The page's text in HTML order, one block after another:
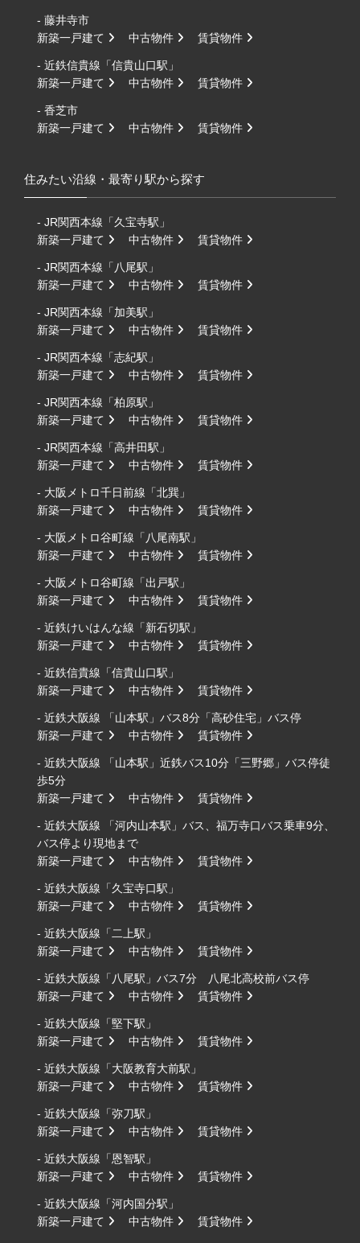
- 藤井寺市
新築一戸建て
中古物件 賃貸物件
- 近鉄信貴線「信貴山口駅」
新築一戸建て
中古物件 賃貸物件
- 香芝市
新築一戸建て
中古物件 賃貸物件
住みたい沿線・最寄り駅から探す
- JR関西本線「久宝寺駅」
新築一戸建て
中古物件 賃貸物件
- JR関西本線「八尾駅」
新築一戸建て
中古物件 賃貸物件
- JR関西本線「加美駅」
新築一戸建て
中古物件 賃貸物件
- JR関西本線「志紀駅」
新築一戸建て
中古物件 賃貸物件
- JR関西本線「柏原駅」
新築一戸建て
中古物件 賃貸物件
- JR関西本線「高井田駅」
新築一戸建て
中古物件 賃貸物件
- 大阪メトロ千日前線「北巽」
新築一戸建て
中古物件 賃貸物件
- 大阪メトロ谷町線「八尾南駅」
新築一戸建て
中古物件 賃貸物件
- 大阪メトロ谷町線「出戸駅」
新築一戸建て
中古物件 賃貸物件
- 近鉄けいはんな線「新石切駅」
新築一戸建て
中古物件 賃貸物件
- 近鉄信貴線「信貴山口駅」
新築一戸建て
中古物件 賃貸物件
- 近鉄大阪線 「山本駅」バス8分「高砂住宅」バス停
新築一戸建て
中古物件 賃貸物件
- 近鉄大阪線 「山本駅」近鉄バス10分「三野郷」バス停徒
歩5分
新築一戸建て
中古物件 賃貸物件
- 近鉄大阪線 「河内山本駅」バス、福万寺口バス乗車9分、
バス停より現地まで
新築一戸建て
中古物件 賃貸物件
- 近鉄大阪線「久宝寺口駅」
新築一戸建て
中古物件 賃貸物件
- 近鉄大阪線「二上駅」
新築一戸建て
中古物件 賃貸物件
- 近鉄大阪線「八尾駅」バス7分 八尾北高校前バス停
新築一戸建て
中古物件 賃貸物件
- 近鉄大阪線「堅下駅」
新築一戸建て
中古物件 賃貸物件
- 近鉄大阪線「大阪教育大前駅」
新築一戸建て
中古物件 賃貸物件
- 近鉄大阪線「弥刀駅」
新築一戸建て
中古物件 賃貸物件
- 近鉄大阪線「恩智駅」
新築一戸建て
中古物件 賃貸物件
- 近鉄大阪線「河内国分駅」
新築一戸建て
中古物件 賃貸物件